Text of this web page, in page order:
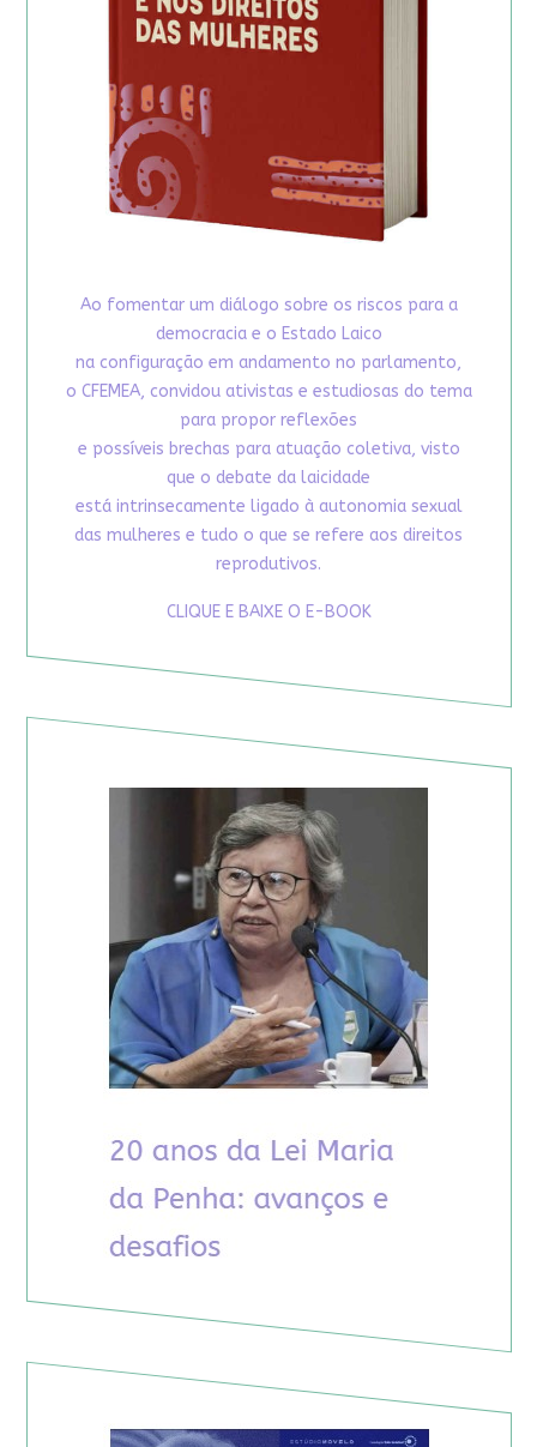
Ao fomentar um diálogo sobre os riscos para a
democracia e o Estado Laico
na configuração em andamento no parlamento,
o CFEMEA, convidou ativistas e estudiosas do tema
para propor reflexões
e possíveis brechas para atuação coletiva, visto
que o debate da laicidade
está intrinsecamente ligado à autonomia sexual
das mulheres e tudo o que se refere aos direitos
reprodutivos.
CLIQUE E BAIXE O E-BOOK